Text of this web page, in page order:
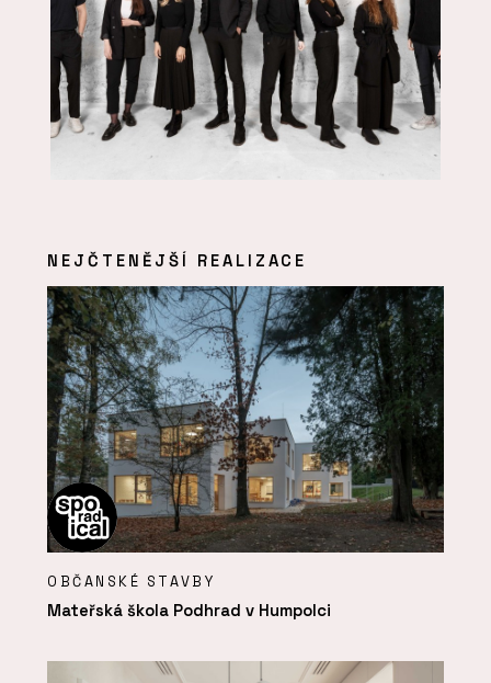
NEJČTENĚJŠÍ REALIZACE
OBČANSKÉ STAVBY
Mateřská škola Podhrad v Humpolci